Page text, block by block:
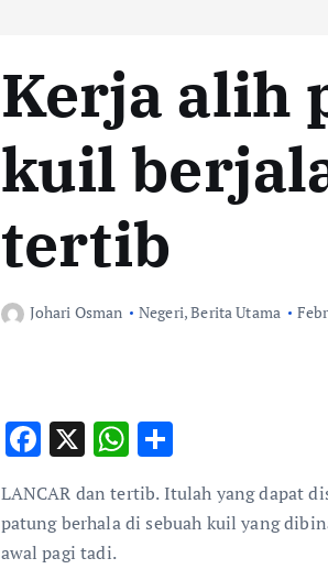
Kerja alih
kuil
tertib
Johari Osman Negeri,Berita Utama
F
e
b
X W
h
at
s
S
h
ar
e
LANCAR dan tertib. Itulah yang dapat
patung berhala di sebuah kuil yang
awal pagi tadi.